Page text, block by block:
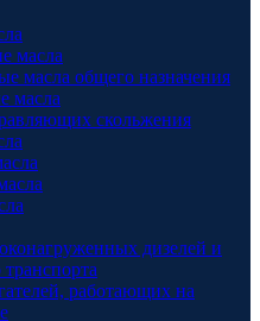
масла
масла общего назначения
масла
скольжения
дизелей и
работающих на